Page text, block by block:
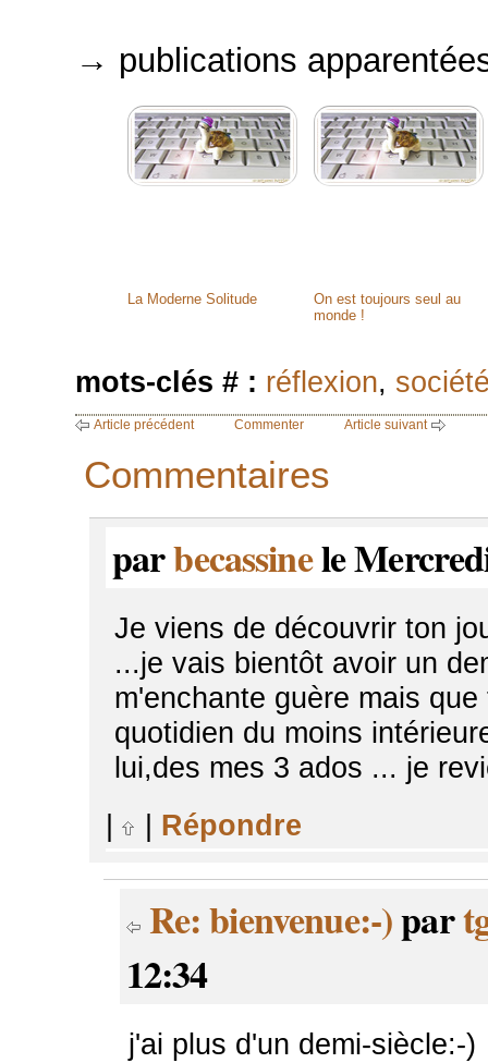
→ publications
La Moderne Solitude
On est toujours seul au
monde !
mots-clés # : réflexion,
Article précédent Commenter Article suivant
Commentaires
parbecassinele
Je viens de découvrir ton
...je vais bientôt avoir un
m'enchante guère mais
quotidien du moins
lui,des mes 3 ados ... je
Répondre
Re: bienvenue:-)par
12:34
j'ai plus d'un demi-siècle:-)